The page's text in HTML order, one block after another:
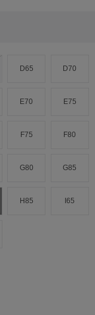
D65 D70
E70 E75
F75 F80
G80 G85
H85 I65